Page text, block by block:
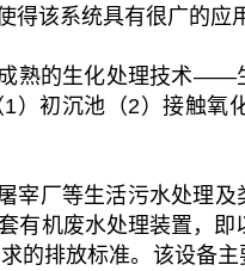
该系统具有很广的应
熟的生化处理技术——
）初沉池（2）接触氧
厂等生活污水处理
有机废水处理装置，
排放标准。该设备主